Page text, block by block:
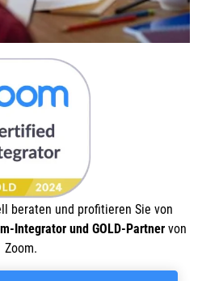
beraten und profitieren Sie von
Integrator und GOLD-Partnervon
Zoom.